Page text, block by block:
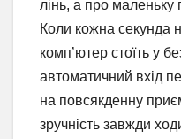
лінь, а про
Коли кожна секунда
комп’ютер стоїть у
автоматичний вхід
на повсякденну
зручність завжди